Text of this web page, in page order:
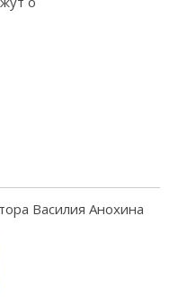
Василия Анохина